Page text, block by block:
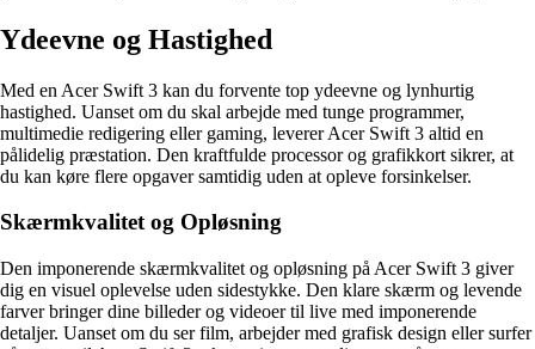
Ydeevne og Hastighed
Med en Acer Swift 3 kan du forvente top ydeevne og lynhurtig
hastighed. Uanset om du skal arbejde med tunge programmer,
multimedie redigering eller gaming, leverer Acer Swift 3 altid en
pålidelig præstation. Den kraftfulde processor og grafikkort sikrer, at
du kan køre flere opgaver samtidig uden at opleve forsinkelser.
Skærmkvalitet og Opløsning
Den imponerende skærmkvalitet og opløsning på Acer Swift 3 giver
dig en visuel oplevelse uden sidestykke. Den klare skærm og levende
farver bringer dine billeder og videoer til live med imponerende
detaljer. Uanset om du ser film, arbejder med grafisk design eller surfer